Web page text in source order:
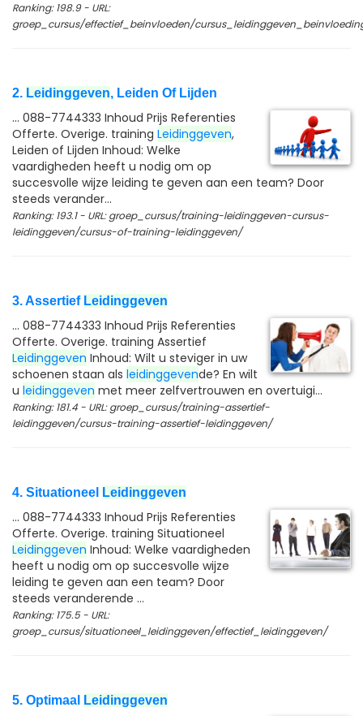
Ranking: 198.9 - URL:
groep_cursus/effectief_beinvloeden/
2. Leidinggeven, Leiden Of Lijden
... 088-7744333 Inhoud Prijs Referenties
Offerte. Overige. training Leidinggeven,
Leiden of Lijden Inhoud: Welke
vaardigheden heeft u nodig om op
succesvolle wijze leiding te geven aan een team? Door
steeds verander...
Ranking: 193.1 - URL: groep_cursus/training-leidinggeven-cursus-
leidinggeven/cursus-of-training-leidinggeven/
3. Assertief Leidinggeven
... 088-7744333 Inhoud Prijs Referenties
Offerte. Overige. training Assertief
Leidinggeven Inhoud: Wilt u steviger in uw
schoenen staan als leidinggevende? En wilt
u leidinggeven met meer zelfvertrouwen en overtuigi...
Ranking: 181.4 - URL: groep_cursus/training-assertief-
leidinggeven/cursus-training-assertief-leidinggeven/
4. Situationeel Leidinggeven
... 088-7744333 Inhoud Prijs Referenties
Offerte. Overige. training Situationeel
Leidinggeven Inhoud: Welke vaardigheden
heeft u nodig om op succesvolle wijze
leiding te geven aan een team? Door
steeds veranderende ...
Ranking: 175.5 - URL:
groep_cursus/situationeel_leidinggeven/effectief_leidinggeven/
5. Optimaal Leidinggeven